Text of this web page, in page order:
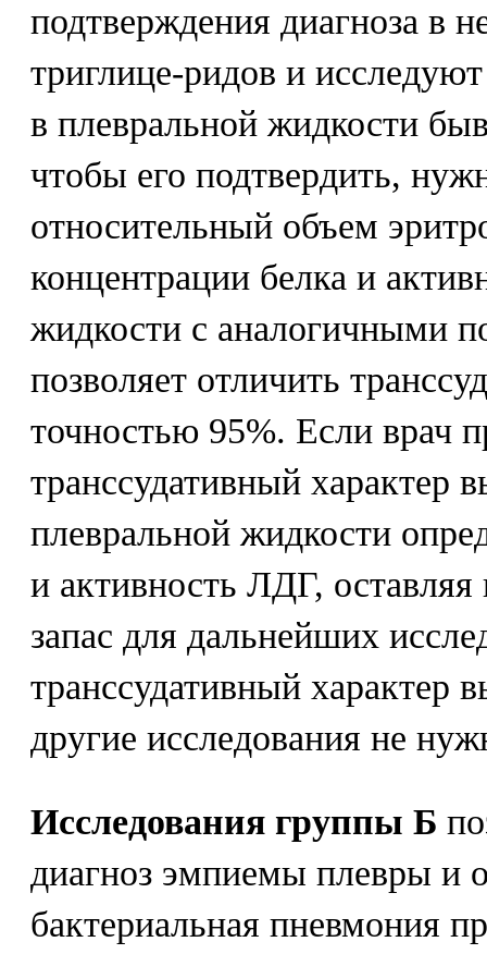
подтверждения диагноза в
триглице-ридов и
в плевральной жидкости
чтобы его подтвердить,
относительный объем
концентрации белка и
жидкости с аналогичными
позволяет отличить
точностью 95%. Если врач
транссудативный характер
плевральной жидкости
и активность ЛДГ,
запас для дальнейших
транссудативный характер
другие исследования не
Исследования группы Б
диагноз эмпиемы плевры и
бактериальная пневмония